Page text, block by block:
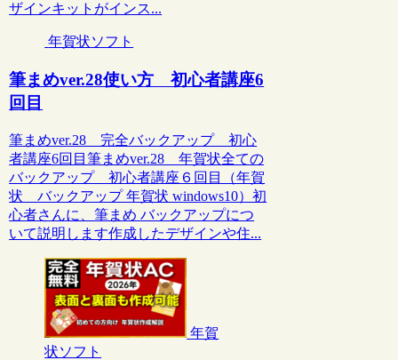
ザインキットがインス...
年賀状ソフト
筆まめver.28使い方 初心者講座6
回目
筆まめver.28 完全バックアップ 初心
者講座6回目筆まめver.28 年賀状全ての
バックアップ 初心者講座６回目（年賀
状 バックアップ 年賀状 windows10）初
心者さんに、筆まめ バックアップにつ
いて説明します作成したデザインや住...
年賀
状ソフト